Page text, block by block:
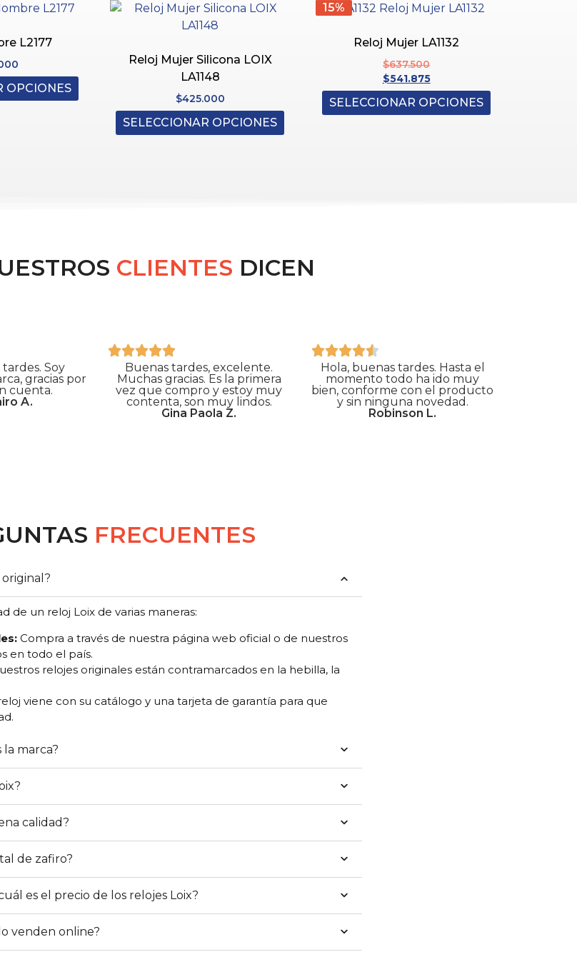
L2177
OPCIONES
Reloj Mujer Silicona LOIX
LA1148
$425.000
SELECCIONAR OPCIONES
15%
Reloj Mujer LA1132
$637.500
$541.875
SELECCIONAR OPCIONES
CLIENTES DICEN
Soy
gracias por
cuenta.
A.
Buenas tardes, excelente.
Muchas gracias. Es la primera
vez que compro y estoy muy
contenta, son muy lindos.
Gina Paola Z.
Hola, buenas tardes. Hasta el
momento todo ha ido muy
bien, conforme con el producto
y sin ninguna novedad.
Robinson L.
FRECUENTES
original?
de un reloj Loix de varias maneras:
Compra a través de nuestra página web oficial o de nuestros
en todo el país.
relojes originales están contramarcados en la hebilla, la
viene con su catálogo y una tarjeta de garantía para que
la marca?
calidad?
de zafiro?
es el precio de los relojes Loix?
venden online?